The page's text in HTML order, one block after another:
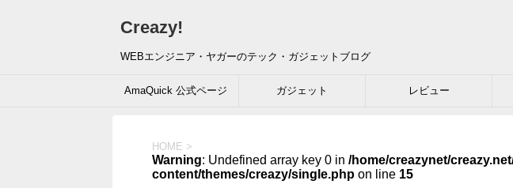
Creazy!
WEBエンジニア・ヤガーのテック・ガジェットブログ
AmaQuick 公式ページ ガジェット レビュー
HOME >
Warning: Undefined array key 0 in /home/creazynet/
content/themes/creazy/single.php on line 15